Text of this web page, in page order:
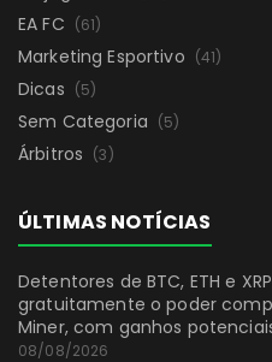
EA FC (61)
Marketing Esportivo (41)
Dicas (5)
Sem Categoria (5)
Árbitros (3)
ÚLTIMAS NOTÍCIAS
Detentores de BTC, ETH e
gratuitamente o poder
Miner, com ganhos
08/08/2026